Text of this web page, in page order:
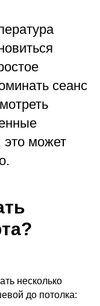
сеанс
это может
несколько
до потолка: